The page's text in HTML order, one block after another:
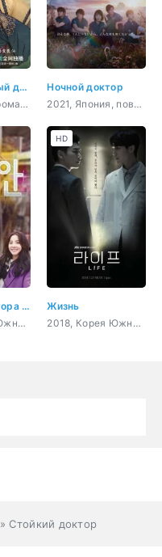
Мой сказочный доктор
2022, Китай, романтика, медицина, фэнтези
Ночной доктор
2021, Япония, повседневность, драма, медицина
Клиника доктора Мо
2015, Корея Южная, романтика
Жизнь
2018, Корея Южная, триллер, психология, драма, медицина
HD
» Стойкий доктор